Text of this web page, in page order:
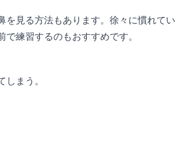
を見る方法もあります。徐々に慣れてい
で練習するのもおすすめです。
しまう。